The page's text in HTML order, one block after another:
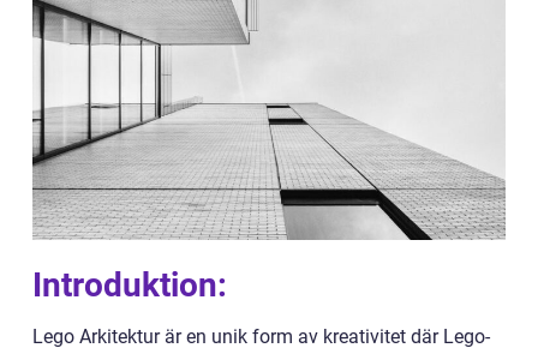
Introduktion:
Lego Arkitektur är en unik form av kreativitet där Lego-